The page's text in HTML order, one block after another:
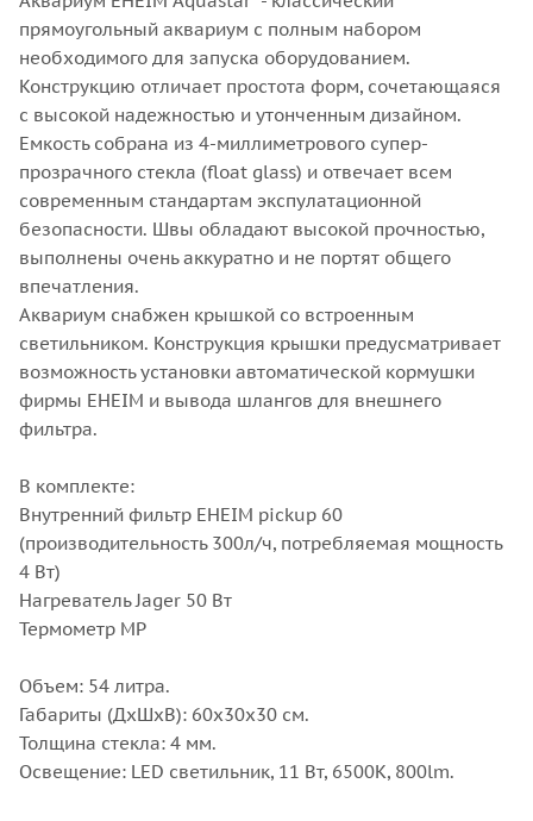
прямоугольный аквариум с полным набором
необходимого для запуска оборудованием.
Конструкцию отличает простота форм, сочетающаяся
с высокой надежностью и утонченным дизайном.
Емкость собрана из 4-миллиметрового супер-
прозрачного стекла (float glass) и отвечает всем
современным стандартам экспулатационной
безопасности. Швы обладают высокой прочностью,
выполнены очень аккуратно и не портят общего
впечатления.
Аквариум снабжен крышкой со встроенным
светильником. Конструкция крышки предусматривает
возможность установки автоматической кормушки
фирмы EHEIM и вывода шлангов для внешнего
фильтра.
В комплекте:
Внутренний фильтр EHEIM pickup 60
(производительность 300л/ч, потребляемая мощность
4 Вт)
Нагреватель Jager 50 Вт
Термометр MP
Объем: 54 литра.
Габариты (ДхШхВ): 60х30х30 см.
Толщина стекла: 4 мм.
Освещение: LED светильник, 11 Вт, 6500К, 800lm.